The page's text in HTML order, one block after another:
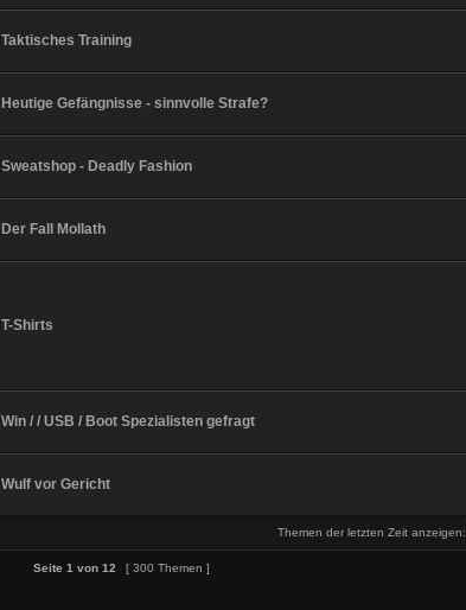
Taktisches Training
Heutige Gefängnisse - sinnvolle Strafe?
Sweatshop - Deadly Fashion
Der Fall Mollath
T-Shirts
Win / / USB / Boot Spezialisten gefragt
Wulf vor Gericht
Themen der letzten Zeit anzeigen:
Seite 1 von 12 [ 300 Themen ]